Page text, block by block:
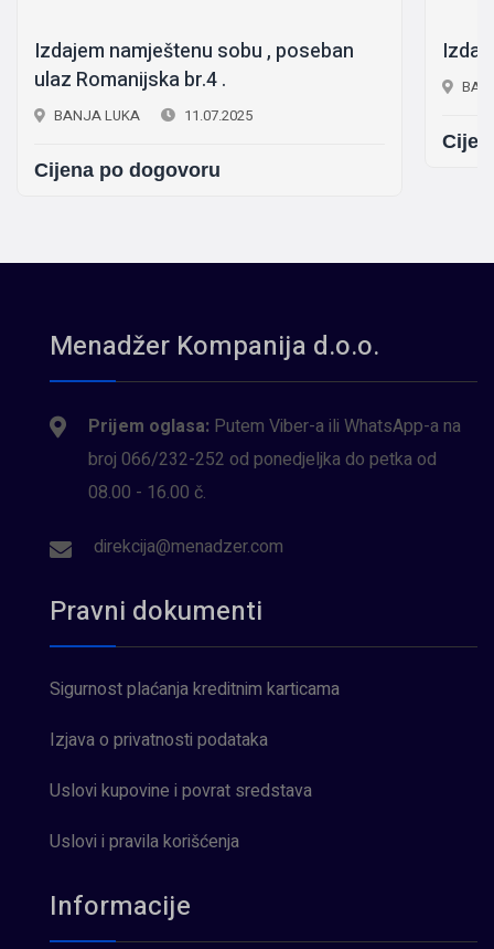
Izdajem namještenu sobu , poseban
ulaz Romanijska br.4 .
BANJA LUKA 11.07.2025
Cijena po dogovoru
Menadžer Kompanija d.o.o.
Prijem oglasa: Putem Viber-a ili WhatsApp-a na
broj 066/232-252 od ponedjeljka do petka od
08.00 - 16.00 č.
direkcija@menadzer.com
Pravni dokumenti
Sigurnost plaćanja kreditnim karticama
Izjava o privatnosti podataka
Uslovi kupovine i povrat sredstava
Uslovi i pravila korišćenja
Informacije